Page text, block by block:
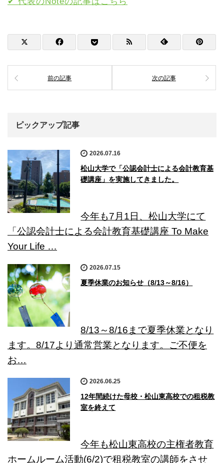
前の記事 次の記事
ピックアップ記事
2026.07.16
松山大学で「公認会計士による会計教育基
礎講座」を実施してきました。
今年も7月1日、松山大学にて
「公認会計士による会計教育基礎講座 To Make
Your Life …
2026.07.15
夏季休業のお知らせ（8/13～8/16）
8/13～8/16まで夏季休業となり
ます。8/17より通常営業となります。ご不便を
お…
2026.06.25
12年間続けた母校・松山東高校での租税教
室を終えて
今年も松山東高校の主権者教育
ホームルーム活動(6/2)で租税教室の講師をさせ